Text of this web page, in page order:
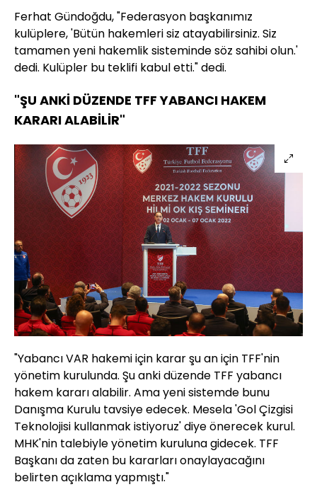
Ferhat Gündoğdu, "Federasyon başkanımız
kulüplere, 'Bütün hakemleri siz atayabilirsiniz. Siz
tamamen yeni hakemlik sisteminde söz sahibi olun.'
dedi. Kulüpler bu teklifi kabul etti." dedi.
"ŞU ANKİ DÜZENDE TFF YABANCI HAKEM
KARARI ALABİLİR"
"Yabancı VAR hakemi için karar şu an için TFF'nin
yönetim kurulunda. Şu anki düzende TFF yabancı
hakem kararı alabilir. Ama yeni sistemde bunu
Danışma Kurulu tavsiye edecek. Mesela 'Gol Çizgisi
Teknolojisi kullanmak istiyoruz' diye önerecek kurul.
MHK'nin talebiyle yönetim kuruluna gidecek. TFF
Başkanı da zaten bu kararları onaylayacağını
belirten açıklama yapmıştı."